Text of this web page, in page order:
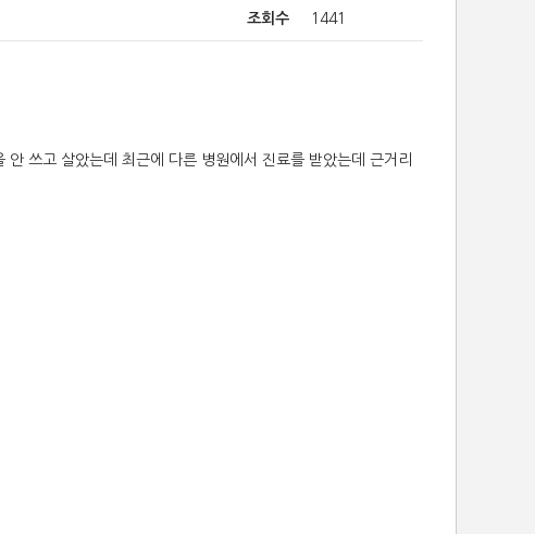
조회수 1441
쓰고 살았는데 최근에 다른 병원에서 진료를 받았는데 근거리